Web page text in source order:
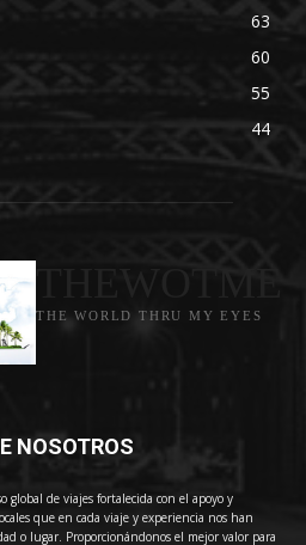
63
60
55
44
THE WORLD THRU MY EYES
NOSOTROS
global de viajes fortalecida con el apoyo y
que en cada viaje y experiencia nos han
o lugar. Proporcionándonos el mejor valor para